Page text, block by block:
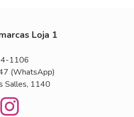
Loja 1
1106
(WhatsApp)
Salles, 1140
Instagram